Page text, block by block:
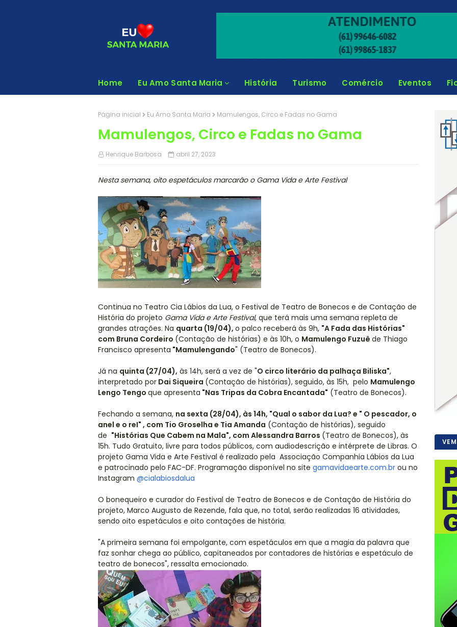
Home Eu Amo Santa Maria História Turismo Comércio Eventos
Página inicial Eu Amo Santa Maria Mamulengos, Circo e Fadas no Gama
Mamulengos, Circo e Fadas no Gama
Henrique Barbosa abril 27, 2023
Nesta semana, oito espetáculos marcarão o Gama Vida e Arte Festival
Continua no Teatro Cia Lábios da Lua, o Festival de Teatro de Bonecos e de Contação de
História do projeto Gama Vida e Arte Festival, que terá mais uma semana repleta de
grandes atrações. Na quarta (19/04), o palco receberá às 9h, "A Fada das Histórias"
com Bruna Cordeiro (Contação de histórias) e às 10h, o Mamulengo Fuzuê de Thiago
Francisco apresenta "Mamulengando" (Teatro de Bonecos).
Já na quinta (27/04), às 14h, será a vez de "O circo literário da palhaça Biliska",
interpretado por Dai Siqueira (Contação de histórias), seguido, às 15h, pelo Mamulengo
Lengo Tengo que apresenta "Nas Tripas da Cobra Encantada" (Teatro de Bonecos).
Fechando a semana, na sexta (28/04), às 14h, "Qual o sabor da Lua? e " O pescador, o
anel e o reI" , com Tio Groselha e Tia Amanda (Contação de histórias), seguido
de "Histórias Que Cabem na Mala", com Alessandra Barros (Teatro de Bonecos), às
15h. Tudo Gratuito, livre para todos públicos, com audiodescrição e intérprete de Libras. O
projeto Gama Vida e Arte Festival é realizado pela Associação Companhia Lábios da Lua
e patrocinado pelo FAC-DF. Programação disponível no site gamavidaearte.com.br ou no
Instagram @cialabiosdalua
O bonequeiro e curador do Festival de Teatro de Bonecos e de Contação de História do
projeto, Marco Augusto de Rezende, fala que, no total, serão realizadas 16 atividades,
sendo oito espetáculos e oito contações de história.
"A primeira semana foi empolgante, com espetáculos em que a magia da palavra que
faz sonhar chega ao público, capitaneados por contadores de histórias e espetáculo de
teatro de bonecos", ressalta emocionado.